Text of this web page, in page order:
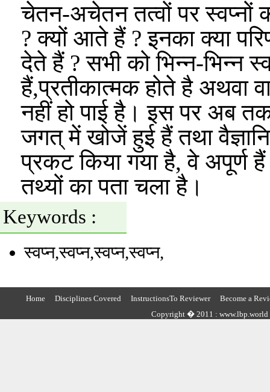
चेतन-अचेतन तत्वों पर स्वप्नों
? क्यों आते हैं ? इनका क्या
देते हैं ? सभी को भिन्न-भिन्न
हैं,प्रतीकात्मक होते है अथवा
नहीं हो पाई है। इस पर अब तक
जगत् में खोजें हुई हैं तथा
प्रकट किया गया है, वे अपूर्ण
तथ्यों का पता चला है।
Keywords :
स्वप्न,स्वप्न,स्वप्न,स्वप्न,
Home Disciplines Covered InstructionsTo Reviewer
Become a
Copyright � 2011 : www.lbp.world